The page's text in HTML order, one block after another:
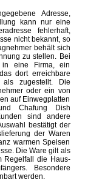
Adresse,
kann nur eine
fehlerhaft,
nicht bekannt, so
behält sich
zu stellen. Bei
in eine Firma, ein
dort erreichbare
als zugestellt. Die
oder ein von
auf Einwegplatten
Chafung Dish
sind andere
bestätigt der
der Waren
warmen Speisen
Die Ware gilt als
Regelfall die Haus-
Besondere
werden.